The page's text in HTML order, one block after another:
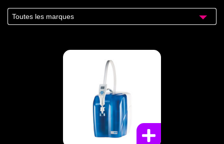
Toutes les marques